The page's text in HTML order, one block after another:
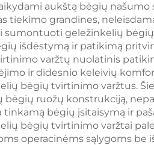
aukštą bėgių
tiekimo grandines,
sumontuoti geležinkelių
išdėstymą ir patikimą
varžtų nuolatinis
ir didesnio keleivių
bėgių tvirtinimo varžtus.
bėgių ruožų konstrukciją,
tinkamą bėgių įsitaisymą ir
bėgių tvirtinimo varžtai
operacinėms sąlygoms